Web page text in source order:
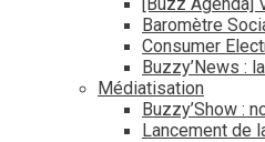
Baromètre
Consumer
Buzzy’News :
Médiatisation
Buzzy’Show :
Lancement de